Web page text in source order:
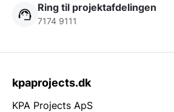
Ring til projektafdelingen
7174 9111
kpaprojects.dk
KPA Projects ApS